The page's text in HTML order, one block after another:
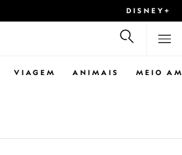
DISNEY+
VIAGEM ANIMAIS MEIO